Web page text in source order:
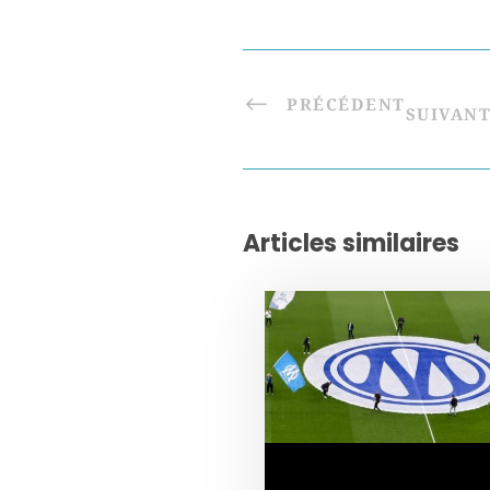
PRÉCÉDENTSUIVANT
Articles similaires